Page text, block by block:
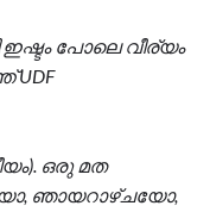
ഇഷ്ടം പോലെ വീര്യം
UDF
ഒരു മത
ഞായറാഴ്ചയോ,